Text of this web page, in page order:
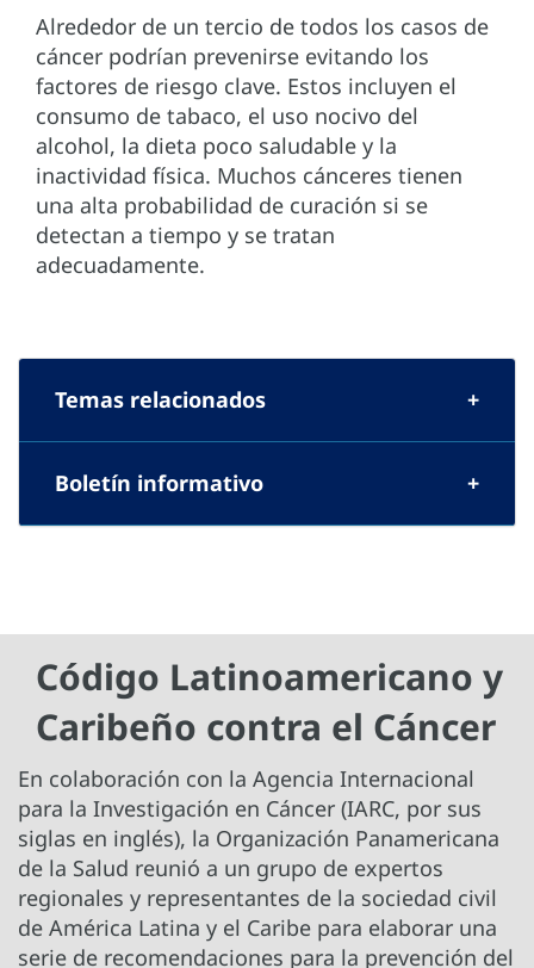
Alrededor de un tercio de todos los casos de
cáncer podrían prevenirse evitando los
factores de riesgo clave. Estos incluyen el
consumo de tabaco, el uso nocivo del
alcohol, la dieta poco saludable y la
inactividad física. Muchos cánceres tienen
una alta probabilidad de curación si se
detectan a tiempo y se tratan
adecuadamente.
Temas relacionados
Boletín informativo
Código Latinoamericano y
Caribeño contra el Cáncer
En colaboración con la Agencia Internacional
para la Investigación en Cáncer (IARC, por sus
siglas en inglés), la Organización Panamericana
de la Salud reunió a un grupo de expertos
regionales y representantes de la sociedad civil
de América Latina y el Caribe para elaborar una
serie de recomendaciones para la prevención del